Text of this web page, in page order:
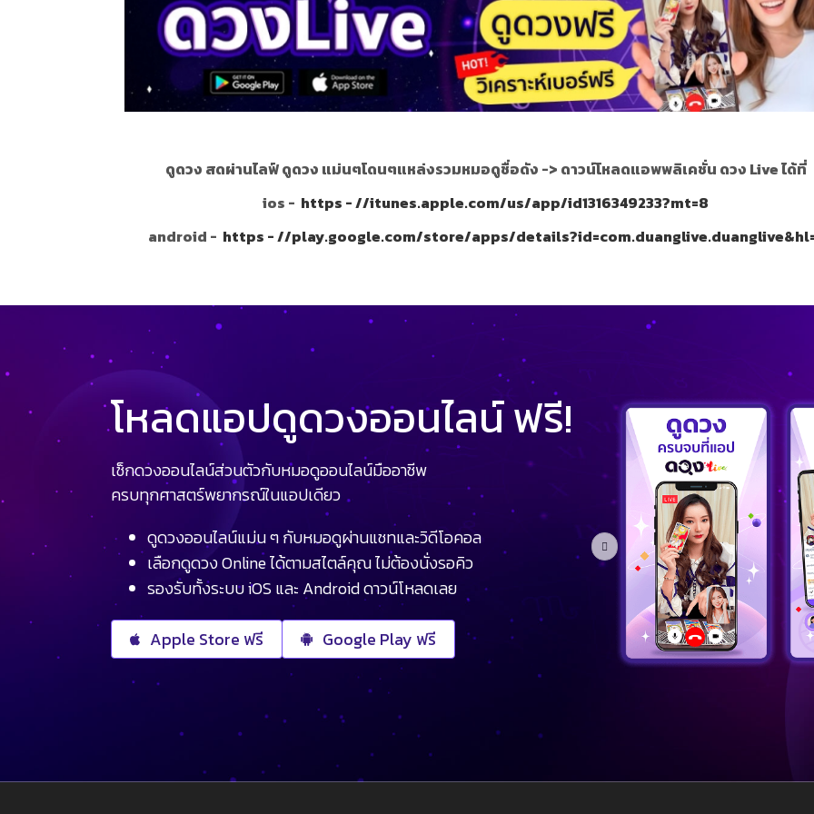
ดูดวง สดผ่านไลฟ์ ดูดวง แม่นๆโดนๆแหล่งรวมหมอดูชื่อดัง -> ดาวน์โหลดแอพพลิเคชั่น ดวง Live ได้ที่
ios - https - //itunes.apple.com/us/app/id1316349233?mt=8
android - https - //play.google.com/store/apps/
โหลดแอปดูดวงออนไลน์ ฟรี!
เช็กดวงออนไลน์ส่วนตัวกับหมอดูออนไลน์มืออาชีพ
ครบทุกศาสตร์พยากรณ์ในแอปเดียว
ดูดวงออนไลน์แม่น ๆ กับหมอดูผ่านแชทและวิดีโอคอล
เลือกดูดวง Online ได้ตามสไตล์คุณ ไม่ต้องนั่งรอคิว
รองรับทั้งระบบ iOS และ Android ดาวน์โหลดเลย
Apple Store ฟรี Google Play ฟรี